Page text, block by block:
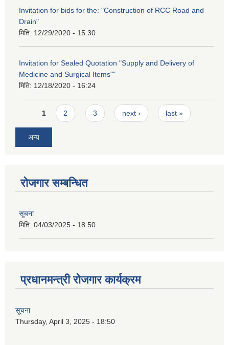
Invitation for bids for the: "Construction of RCC Road and
Drain"
मिति: 12/29/2020 - 15:30
Invitation for Sealed Quotation "Supply and Delivery of
Medicine and Surgical Items""
मिति: 12/18/2020 - 16:24
Pages
1 2 3 next › last »
अन्य
रोजगार सम्बन्धित
सूचना
मिति: 04/03/2025 - 18:50
प्रधानमन्त्री रोजगार कार्यक्रम
सूचना
Thursday, April 3, 2025 - 18:50